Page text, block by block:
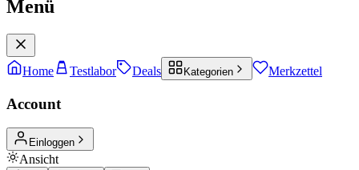
Menü
Home Testlabor Deals Kategorien Merkzettel
Account
Einloggen
Ansicht